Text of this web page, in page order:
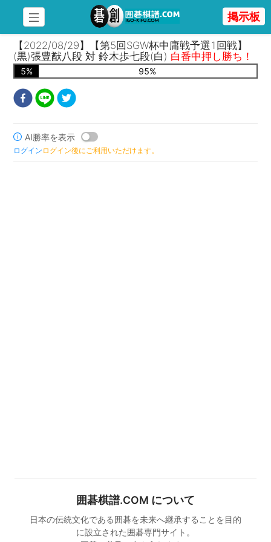
掲示板
【2022/08/29】【第5回SGW杯中庸戦予選1回戦】
(黒)張豊猷八段 対 鈴木歩七段(白) 白番中押し勝ち！
5% 95%
AI勝率を表示
ログイン ログイン後にご利用いただけます。
囲碁棋譜.COM について
日本の伝統文化である囲碁を未来へ継承することを目的
に設立された囲碁専門サイト。